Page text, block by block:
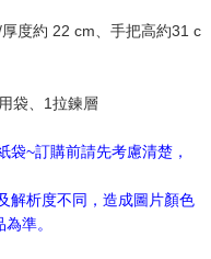
度約 22 cm、手把高約31 c
袋、1拉鍊層
袋~訂購前請先考慮清楚，
解析度不同，造成圖片顏色
準。